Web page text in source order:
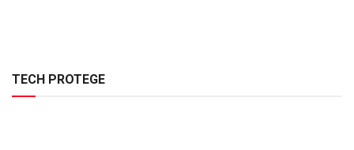
TECH PROTEGE